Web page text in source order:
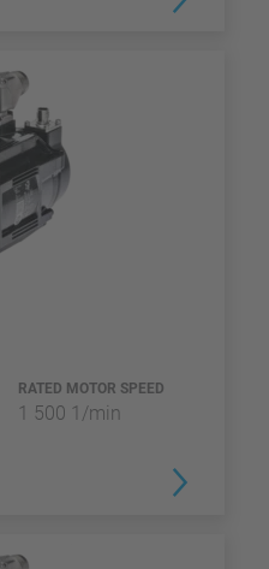
RATED MOTOR SPEED
1 500 1/min